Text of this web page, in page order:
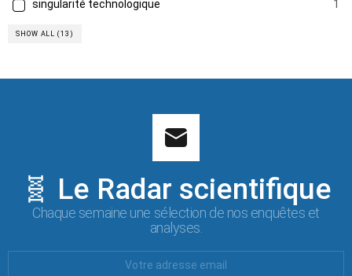
singularité technologique
1
SHOW ALL (13)
🧬 Le Radar scientifique
Chaque semaine une sélection de nos enquêtes et
analyses.